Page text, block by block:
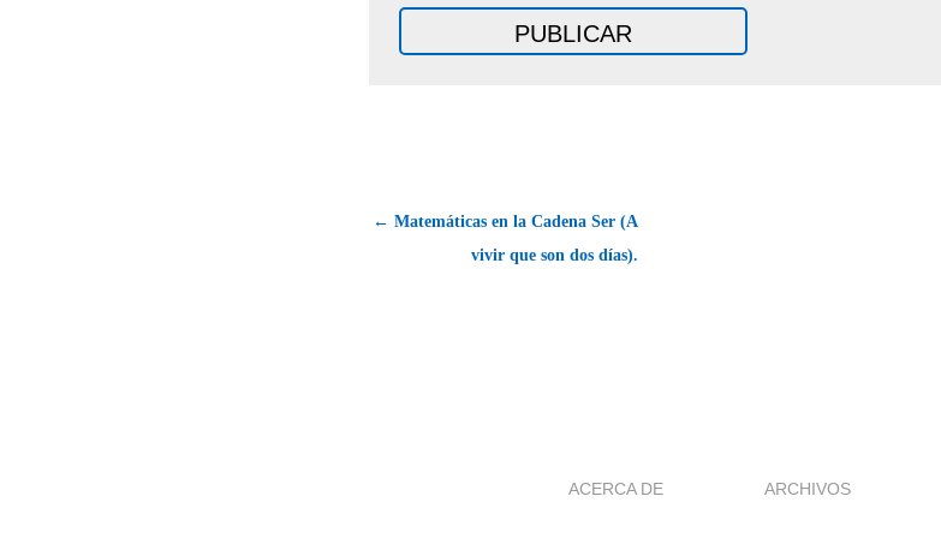
← Matemáticas en la Cadena Ser (A
vivir que son dos días).
ACERCA DE ARCHIVOS